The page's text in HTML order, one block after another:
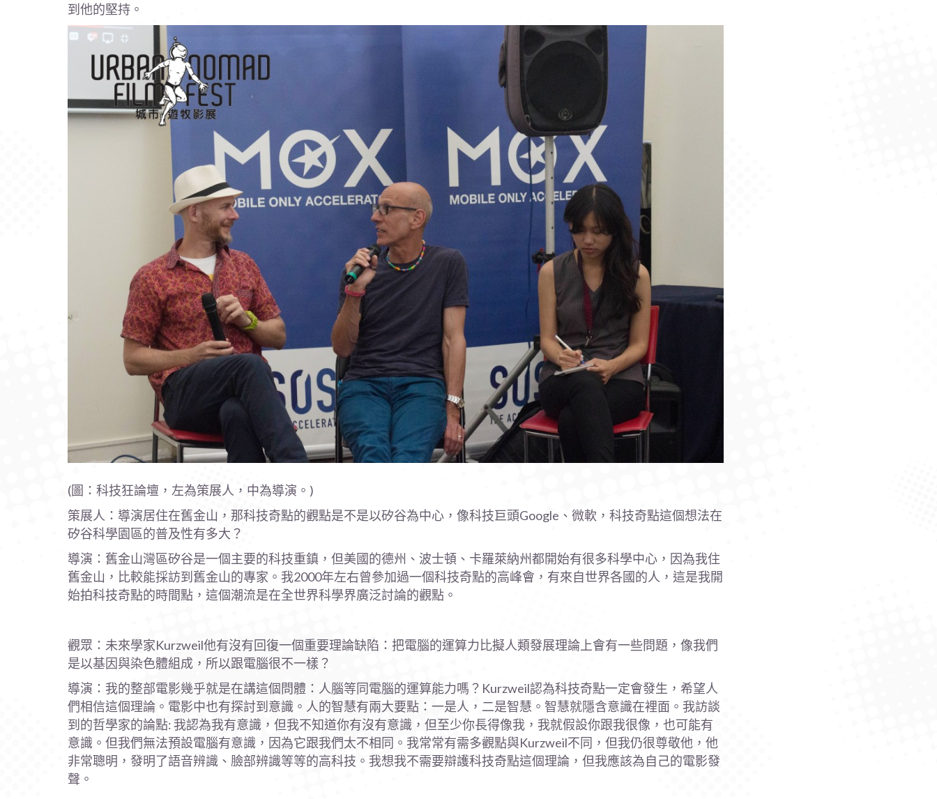
到他的堅持。
(圖：科技狂論壇，左為策展人，中為導演。)
策展人：導演居住在舊金山，那科技奇點的觀點是不是以矽谷為中心，像科技巨頭Google、微軟，科技奇點這個想法在
矽谷科學園區的普及性有多大？
導演：舊金山灣區矽谷是一個主要的科技重鎮，但美國的德州、波士頓、卡羅萊納州都開始有很多科學中心，因為我住
舊金山，比較能採訪到舊金山的專家。我2000年左右曾參加過一個科技奇點的高峰會，有來自世界各國的人，這是我開
始拍科技奇點的時間點，這個潮流是在全世界科學界廣泛討論的觀點。
觀眾：未來學家Kurzweil他有沒有回復一個重要理論缺陷：把電腦的運算力比擬人類發展理論上會有一些問題，像我們
是以基因與染色體組成，所以跟電腦很不一樣？
導演：我的整部電影幾乎就是在講這個問體：人腦等同電腦的運算能力嗎？Kurzweil認為科技奇點一定會發生，希望人
們相信這個理論。電影中也有探討到意識。人的智慧有兩大要點：一是人，二是智慧。智慧就隱含意識在裡面。我訪談
到的哲學家的論點: 我認為我有意識，但我不知道你有沒有意識，但至少你長得像我，我就假設你跟我很像，也可能有
意識。但我們無法預設電腦有意識，因為它跟我們太不相同。我常常有需多觀點與Kurzweil不同，但我仍很尊敬他，他
非常聰明，發明了語音辨識、臉部辨識等等的高科技。我想我不需要辯護科技奇點這個理論，但我應該為自己的電影發
聲。